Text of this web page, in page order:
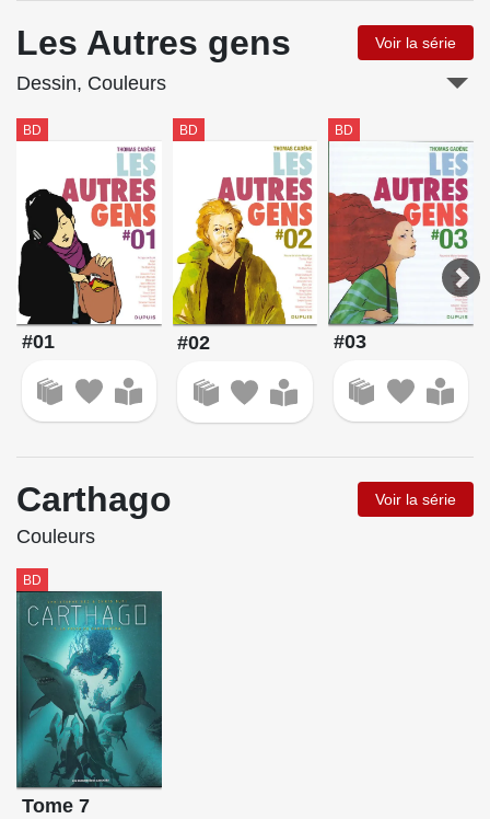
Les Autres gens Voir la série
Dessin, Couleurs
BD
#01
BD
#02
BD
#03
Carthago Voir la série
Couleurs
BD
Tome 7